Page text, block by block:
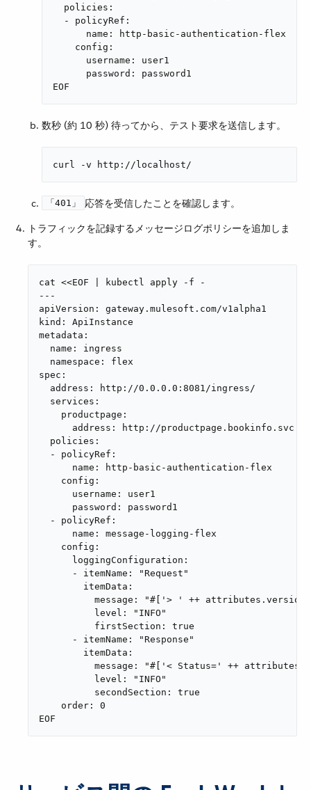
  policies:
  - policyRef:
      name: http-basic-authentication-flex
    config:
      username: user1
      password: password1
EOF
数秒 (約 10 秒) 待ってから、テスト要求を送信します。
curl -v http://localhost/
「401」
​応答を受信したことを確認します。
トラフィックを記録するメッセージログポリシーを追加しま
す。
cat <<EOF | kubectl apply -f -
---
apiVersion: gateway.mulesoft.com/v1alpha1
kind: ApiInstance
metadata:
  name: ingress
  namespace: flex
spec:
  address: http://0.0.0.0:8081/ingress/
  services:
    productpage:
address: http://
  policies:
  - policyRef:
      name: http-basic-authentication-flex
    config:
      username: user1
      password: password1
  - policyRef:
      name: message-logging-flex
    config:
      loggingConfiguration:
      - itemName: "Request"
        itemData:
message: "#['> ' ++
          level: "INFO"
          firstSection: true
      - itemName: "Response"
        itemData:
message: "#['< Status=' ++
          level: "INFO"
          secondSection: true
    order: 0
EOF